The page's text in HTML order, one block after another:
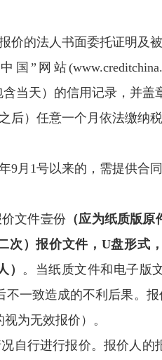
价的法人书面委托证明及
”网站
当天）的信用记录，并盖
后）任意一个月依法缴纳
9月1号以来的，需提供合
文件壹份 （应为纸质版
次）报价文件，U盘形式
） 。当纸质文件和电子版
一致造成的不利后果。
为无效报价）。
自行进行报价。报价人的